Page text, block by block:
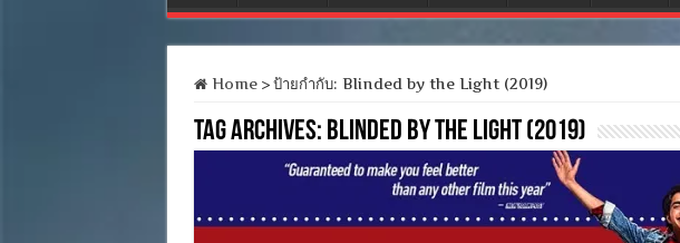
Home > ป้ายกำกับ: Blinded by the Light (2019)
Tag Archives: Blinded by the Light (2019)